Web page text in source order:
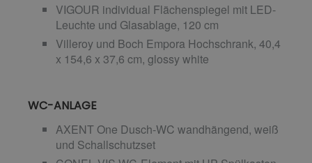
VIGOUR individual Flächenspiegel mit LED-
Leuchte und Glasablage, 120 cm
Villeroy und Boch Empora Hochschrank, 40,4
x 154,6 x 37,6 cm, glossy white
WC-ANLAGE
AXENT One Dusch-WC wandhängend, weiß
und Schallschutzset